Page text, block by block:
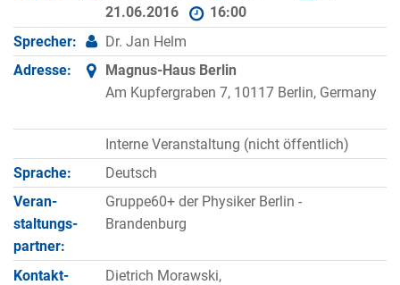
21.06.2016
16:00
Sprecher:
Dr. Jan Helm
Adresse:
Magnus-Haus Berlin
Am Kupfergraben 7, 10117 Berlin, Germany
Interne Veranstaltung (nicht öffentlich)
Sprache:
Deutsch
Veran­
staltungs­
partner:
Gruppe60+ der Physiker Berlin -
Brandenburg
Kontakt­
Dietrich Morawski,